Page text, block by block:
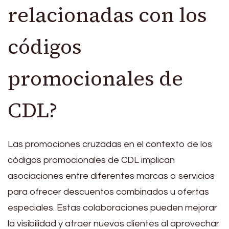
relacionadas con los
códigos
promocionales de
CDL?
Las promociones cruzadas en el contexto de los
códigos promocionales de CDL implican
asociaciones entre diferentes marcas o servicios
para ofrecer descuentos combinados u ofertas
especiales. Estas colaboraciones pueden mejorar
la visibilidad y atraer nuevos clientes al aprovechar